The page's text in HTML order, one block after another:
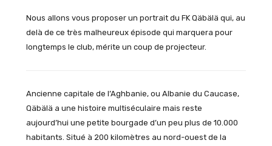
Nous allons vous proposer un portrait du FK Qäbälä qui, au
delà de ce très malheureux épisode qui marquera pour
longtemps le club, mérite un coup de projecteur.
Ancienne capitale de l’Aghbanie, ou Albanie du Caucase,
Qäbälä a une histoire multiséculaire mais reste
aujourd’hui une petite bourgade d’un peu plus de 10.000
habitants. Situé à 200 kilomètres au nord-ouest de la